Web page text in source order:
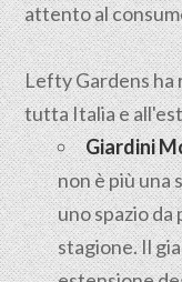
attento al
Lefty Gardens ha
tutta Italia e
Giardini
non è più una
uno spazio
stagione. Il